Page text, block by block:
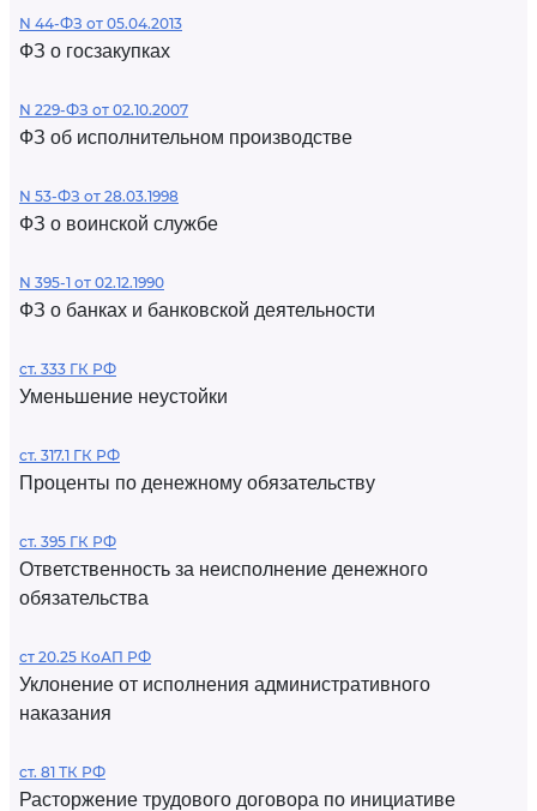
N 44-ФЗ от 05.04.2013
ФЗ о госзакупках
N 229-ФЗ от 02.10.2007
ФЗ об исполнительном производстве
N 53-ФЗ от 28.03.1998
ФЗ о воинской службе
N 395-1 от 02.12.1990
ФЗ о банках и банковской деятельности
ст. 333 ГК РФ
Уменьшение неустойки
ст. 317.1 ГК РФ
Проценты по денежному обязательству
ст. 395 ГК РФ
Ответственность за неисполнение денежного
обязательства
ст 20.25 КоАП РФ
Уклонение от исполнения административного
наказания
ст. 81 ТК РФ
Расторжение трудового договора по инициативе